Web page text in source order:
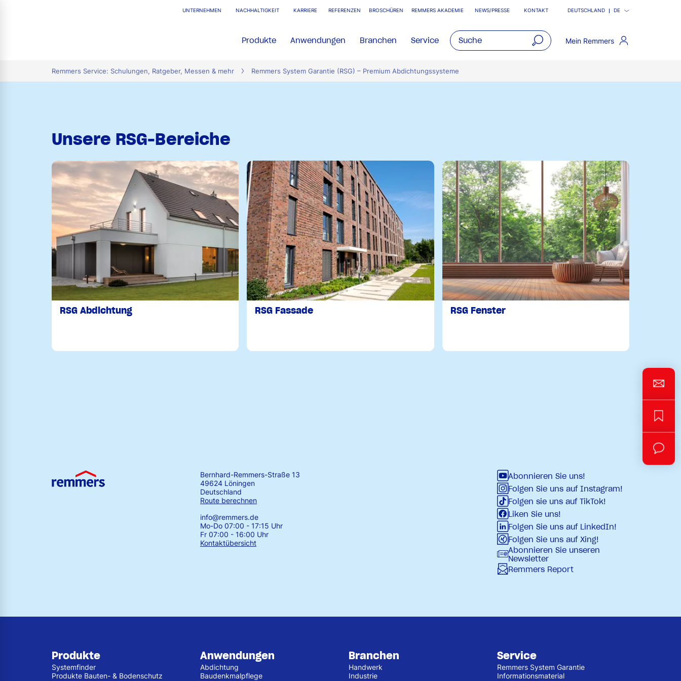
UNTERNEHMEN NACHHALTIGKEIT KARRIERE REFERENZEN BROSCHÜREN REMMERS AKADEMIE NEWS/PRESSE KONTAKT DEUTSCHLAND DE
Produkte Anwendungen Branchen Service Mein Remmers
Remmers Service: Schulungen, Ratgeber, Messen & mehr Remmers System Garantie (RSG) – Premium Abdichtungssysteme
Unsere RSG-Bereiche
RSG Abdichtung RSG Fassade RSG Fenster
Bernhard-Remmers-Straße 13
49624 Löningen
Deutschland
Route berechnen
info@remmers.de
Mo-Do 07:00 - 17:15 Uhr
Fr 07:00 - 16:00 Uhr
Kontaktübersicht
Abonnieren Sie uns!
Folgen Sie uns auf Instagram!
Folgen sie uns auf TikTok!
Liken Sie uns!
Folgen Sie uns auf LinkedIn!
Folgen Sie uns auf Xing!
Abonnieren Sie unseren
Newsletter
Remmers Report
Produkte
Systemfinder
Produkte Bauten- & Bodenschutz
Anwendungen
Abdichtung
Baudenkmalpflege
Branchen
Handwerk
Industrie
Service
Remmers System Garantie
Informationsmaterial